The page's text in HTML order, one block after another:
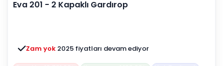
Eva 201 - 2 Kapaklı Gardırop
Zam yok 2025 fiyatları devam ediyor